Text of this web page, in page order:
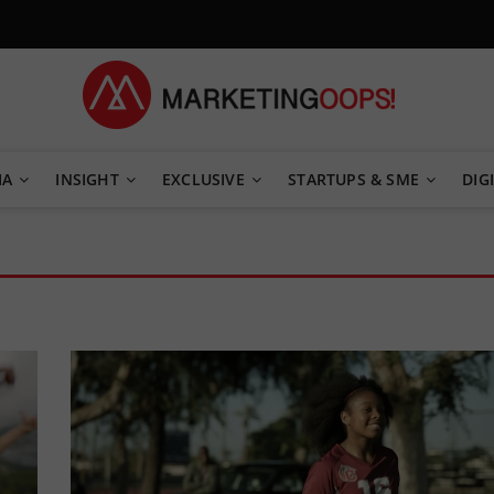
INSIGHT EXCLUSIVE STARTUPS & SME